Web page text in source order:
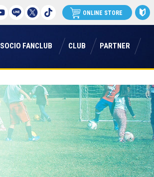
ONLINE STORE
ソシオファンクラブ
SOCIO FANCLUB クラブ
CLUB パートナー
PARTNER